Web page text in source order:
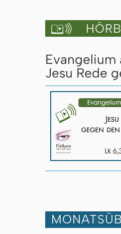

Evangelium
Jesu Rede